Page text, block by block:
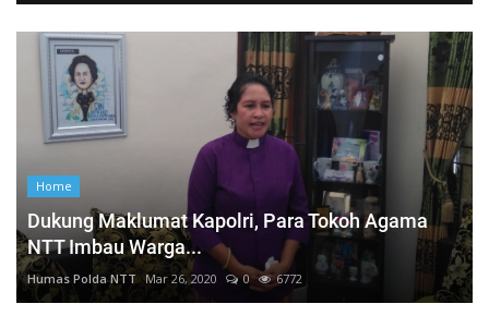
Home
Dukung Maklumat Kapolri, Para Tokoh Agama
NTT Imbau Warga...
Humas Polda NTT Mar 26, 2020 0 6772